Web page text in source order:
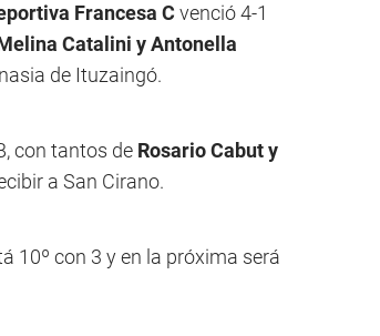
Francesa C venció 4-1
Catalini y Antonella
de Ituzaingó.
con tantos de Rosario Cabut y
a San Cirano.
10º con 3 y en la próxima será